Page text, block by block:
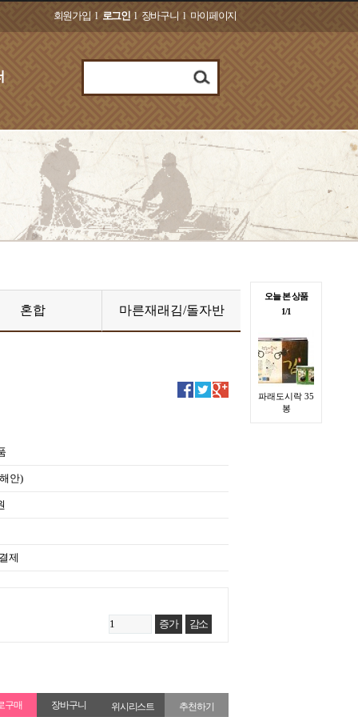
마이페이지
l
장바구니
l
로그인
l
회원가입
오늘 본 상품
1/1
파래도시락 35
봉
혼합 마른재래김/돌자반
안)
제
증가
감소
위시리스트 추천하기